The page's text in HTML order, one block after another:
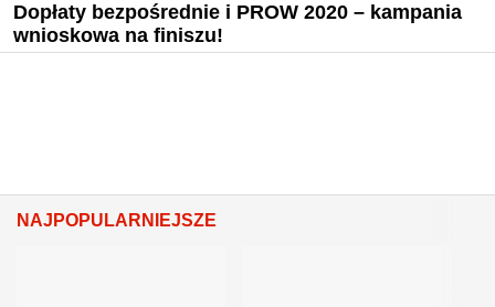
Dopłaty bezpośrednie i PROW 2020 – kampania
wnioskowa na finiszu!
NAJPOPULARNIEJSZE